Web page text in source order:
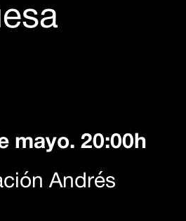
mayo. 20:00h
Andrés